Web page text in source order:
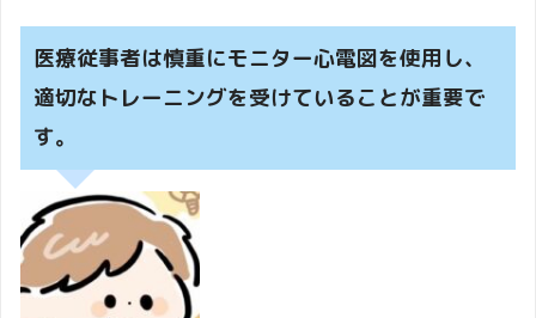
医療従事者は慎重にモニター心電図を使用し、
適切なトレーニングを受けていることが重要で
す。